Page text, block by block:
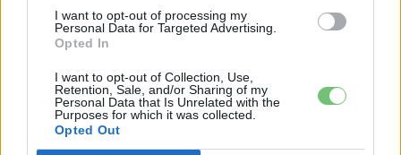
I want to opt-out of processing my
Personal Data for Targeted Advertising.
Opted In
I want to opt-out of Collection, Use,
Retention, Sale, and/or Sharing of my
Personal Data that Is Unrelated with the
Purposes for which it was collected.
Opted Out
hanem célzott tét néhány kiválasztott gyárra — és ennek a
tétnek a kimenetele dönti el, milyen erős lesz Európa
legfontosabb iparágában.
Kövesd az e-cars.hu-t a Facebookon is, további